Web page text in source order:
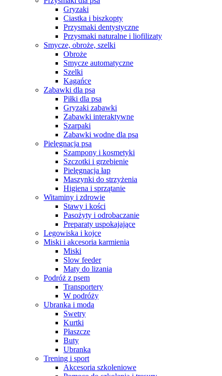
Gryzaki
Ciastka i biszkopty
Przysmaki dentystyczne
Przysmaki naturalne i liofilizaty
Smycze, obroże, szelki
Obroże
Smycze automatyczne
Szelki
Kagańce
Zabawki dla psa
Piłki dla psa
Gryzaki zabawki
Zabawki interaktywne
Szarpaki
Zabawki wodne dla psa
Pielęgnacja psa
Szampony i kosmetyki
Szczotki i grzebienie
Pielęgnacja łap
Maszynki do strzyżenia
Higiena i sprzątanie
Witaminy i zdrowie
Stawy i kości
Pasożyty i odrobaczanie
Preparaty uspokajające
Legowiska i kojce
Miski i akcesoria karmienia
Miski
Slow feeder
Maty do lizania
Podróż z psem
Transportery
W podróży
Ubranka i moda
Swetry
Kurtki
Płaszcze
Buty
Ubranka
Trening i sport
Akcesoria szkoleniowe